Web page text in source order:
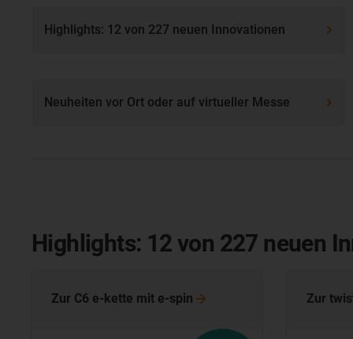
Highlights: 12 von 227 neuen Innovationen
Neuheiten vor Ort oder auf virtueller Messe
Highlights: 12 von 227 neuen
Zur C6 e-kette mit e-spin Zur